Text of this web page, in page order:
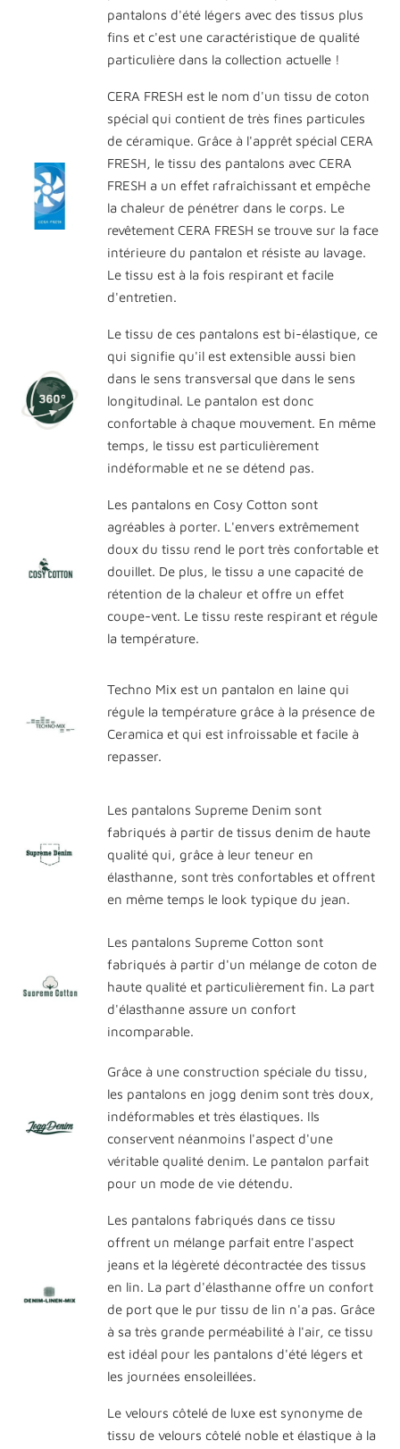
pantalons d'été légers avec des tissus plus
fins et c'est une caractéristique de qualité
particulière dans la collection actuelle !
CERA FRESH est le nom d'un tissu de coton
spécial qui contient de très fines particules
de céramique. Grâce à l'apprêt spécial CERA
FRESH, le tissu des pantalons avec CERA
FRESH a un effet rafraîchissant et empêche
la chaleur de pénétrer dans le corps. Le
revêtement CERA FRESH se trouve sur la face
intérieure du pantalon et résiste au lavage.
Le tissu est à la fois respirant et facile
d'entretien.
Le tissu de ces pantalons est bi-élastique, ce
qui signifie qu'il est extensible aussi bien
dans le sens transversal que dans le sens
longitudinal. Le pantalon est donc
confortable à chaque mouvement. En même
temps, le tissu est particulièrement
indéformable et ne se détend pas.
Les pantalons en Cosy Cotton sont
agréables à porter. L'envers extrêmement
doux du tissu rend le port très confortable et
douillet. De plus, le tissu a une capacité de
rétention de la chaleur et offre un effet
coupe-vent. Le tissu reste respirant et régule
la température.
Techno Mix est un pantalon en laine qui
régule la température grâce à la présence de
Ceramica et qui est infroissable et facile à
repasser.
Les pantalons Supreme Denim sont
fabriqués à partir de tissus denim de haute
qualité qui, grâce à leur teneur en
élasthanne, sont très confortables et offrent
en même temps le look typique du jean.
Les pantalons Supreme Cotton sont
fabriqués à partir d'un mélange de coton de
haute qualité et particulièrement fin. La part
d'élasthanne assure un confort
incomparable.
Grâce à une construction spéciale du tissu,
les pantalons en jogg denim sont très doux,
indéformables et très élastiques. Ils
conservent néanmoins l'aspect d'une
véritable qualité denim. Le pantalon parfait
pour un mode de vie détendu.
Les pantalons fabriqués dans ce tissu
offrent un mélange parfait entre l'aspect
jeans et la légèreté décontractée des tissus
en lin. La part d'élasthanne offre un confort
de port que le pur tissu de lin n'a pas. Grâce
à sa très grande perméabilité à l'air, ce tissu
est idéal pour les pantalons d'été légers et
les journées ensoleillées.
Le velours côtelé de luxe est synonyme de
tissu de velours côtelé noble et élastique à la